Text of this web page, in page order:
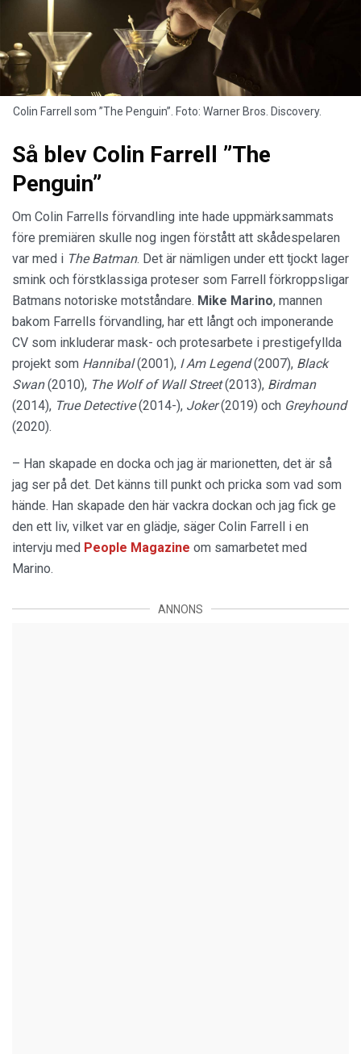
Colin Farrell som ”The Penguin”. Foto: Warner Bros. Discovery.
Så blev Colin Farrell ”The
Penguin”
Om Colin Farrells förvandling inte hade uppmärksammats
före premiären skulle nog ingen förstått att skådespelaren
var med i The Batman. Det är nämligen under ett tjockt lager
smink och förstklassiga proteser som Farrell förkroppsligar
Batmans notoriske motståndare. Mike Marino, mannen
bakom Farrells förvandling, har ett långt och imponerande
CV som inkluderar mask- och protesarbete i prestigefyllda
projekt som Hannibal(2001), I Am Legend(2007), Black
Swan(2010), The Wolf of Wall Street(2013), Birdman
(2014), True Detective(2014-), Joker(2019) och Greyhound
(2020).
– Han skapade en docka och jag är marionetten, det är så
jag ser på det. Det känns till punkt och pricka som vad som
hände. Han skapade den här vackra dockan och jag fick ge
den ett liv, vilket var en glädje, säger Colin Farrell i en
intervju med People Magazine om samarbetet med
Marino.
ANNONS